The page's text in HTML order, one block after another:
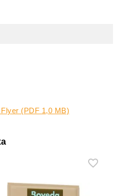
(PDF 1,0 MB)